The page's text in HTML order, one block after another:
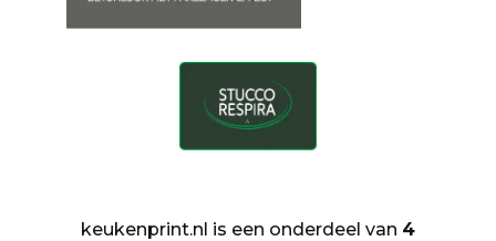
keukenprint.nl is een onderdeel van 4